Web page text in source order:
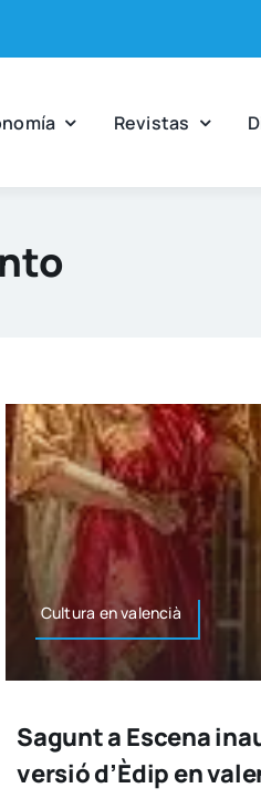
Revis­tas
Cul­tu­ra en valen­cià
Sagunt a Escena
versió d’Èdip en